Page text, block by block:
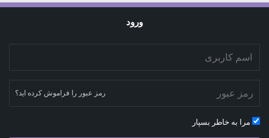
ورود
رمز عبور را فراموش کرده اید؟
مرا به خاطر بسپار